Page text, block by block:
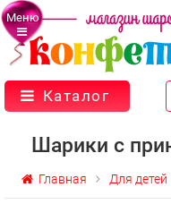
Меню
Каталог
Шарики с
Главная Для детей